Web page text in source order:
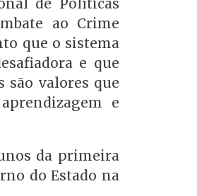
de Políticas
ao Crime
que o sistema
e que
são valores que
e
da primeira
do Estado na